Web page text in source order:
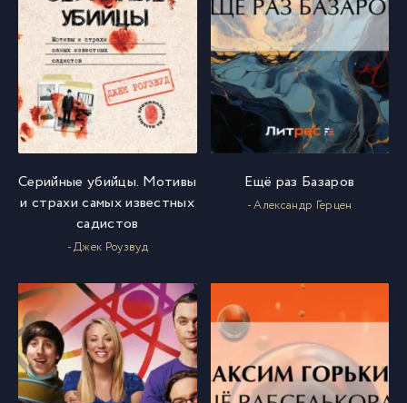
Серийные убийцы. Мотивы
и страхи самых известных
садистов
- Джек Роузвуд
Ещё раз Базаров
- Александр Герцен